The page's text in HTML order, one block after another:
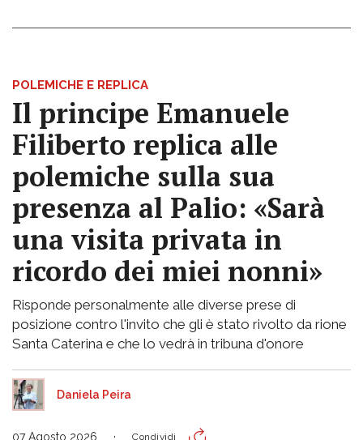
POLEMICHE E REPLICA
Il principe Emanuele
Filiberto replica alle
polemiche sulla sua
presenza al Palio: «Sarà
una visita privata in
ricordo dei miei nonni»
Risponde personalmente alle diverse prese di
posizione contro l'invito che gli è stato rivolto da rione
Santa Caterina e che lo vedrà in tribuna d'onore
Daniela Peira
07 Agosto 2026 Condividi